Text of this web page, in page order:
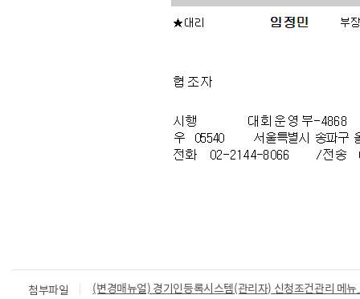
첨부파일
(변경매뉴얼) 경기인등록시스템(관리자) 신청조건관리 메